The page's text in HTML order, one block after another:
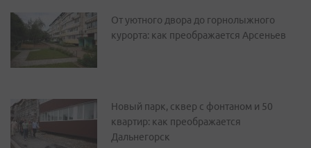
От уютного двора до горнолыжного
курорта: как преображается Арсеньев
Новый парк, сквер с фонтаном и 50
квартир: как преображается
Дальнегорск